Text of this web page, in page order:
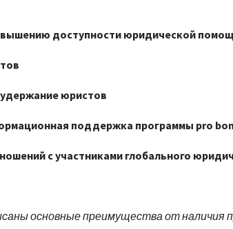
доступности юридической
юристов
поддержка программы pro
с участниками глобального
основные преимущества от наличия